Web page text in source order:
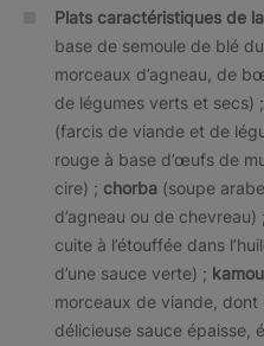
Plats caractéristiques de
base de semoule de blé
morceaux d’agneau, de
de légumes verts et secs) ;
(farcis de viande et de
rouge à base d’œufs de
cire) ; chorba (soupe
d’agneau ou de chevreau) ;
cuite à l’étouffée dans
d’une sauce verte) ;
morceaux de viande,
délicieuse sauce épaisse,